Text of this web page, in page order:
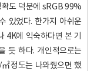
확도 덕분에 sRGB 99%
있었다. 한가지 아쉬운
4K에 익숙하다면 본 기
듯 하다. 개인적으로는
정도는 나와줬으면 했